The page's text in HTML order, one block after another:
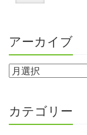
アーカイブ
カテゴリー